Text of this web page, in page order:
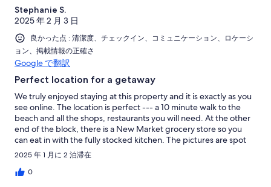
Stephanie S.
2025 年 2 月 3 日
良かった点 : 清潔度、チェックイン、コミュニケーション、ロケーシ
ョン、掲載情報の正確さ
Google で翻訳
Perfect location for a getaway
We truly enjoyed staying at this property and it is exactly as you
see online. The location is perfect --- a 10 minute walk to the
beach and all the shops, restaurants you will need. At the other
end of the block, there is a New Market grocery store so you
can eat in with the fully stocked kitchen. The pictures are spot
on and the house is very comfy and cozy. We liked having
secured off-street parking and the house was very quiet day
and night. Our hosts were extremely kind and accommodating,
2025 年 1 月に 2 泊滞在
0